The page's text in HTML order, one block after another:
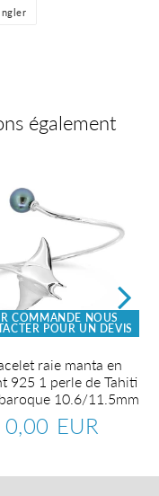
également
COMMANDE NOUS
POUR UN DEVIS
raie manta en
925 1 perle de Tahiti
10.6/11.5mm
Prix
0,00 EUR